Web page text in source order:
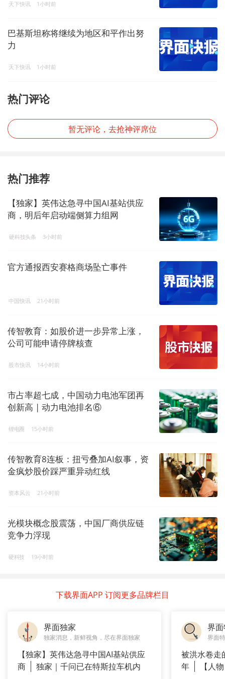
天下快讯 1小时前
巴基斯坦称将继续为地区和平作出努
力
天下快讯 1小时前
热门评论
暂无评论，去抢神评席位
热门推荐
【独家】英伟达急寻中国AI基站供应
商，明后年启动端侧算力组网
硬科技头条 3小时前
官方通报西安赛格商场坠亡事件
中国快讯 21小时前
传智教育：如股价进一步异常上涨，
公司可能申请停牌核查
股市快讯 14小时前
市占率超七成，中国动力电池军团再
创新高 | 动力电池排名⑥
锂电圈 15小时前
传智教育8连板：扭亏叠加AI叙事，资
金疯炒股价踩严重异动红线
资本风云 21小时前
光模块概念股震荡，中国厂商供应链
竞争力浮现
硬科技 19小时前
下载界面APP 订阅更多品牌栏目
界面独家
独家消息，新鲜视角，尽在界面独家
【独家】英伟达急寻中国AI基站供应
商
独家｜千问已在特斯拉车机内
界
界面
被洪水卷走
年
【人